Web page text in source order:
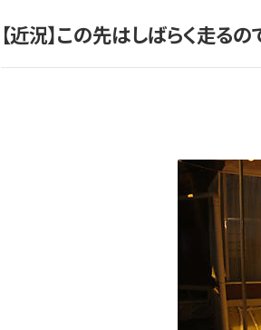
【近況】この先はしばらく走る